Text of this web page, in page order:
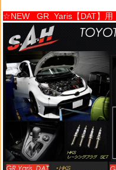
☆NEW GR Yaris【DAT】